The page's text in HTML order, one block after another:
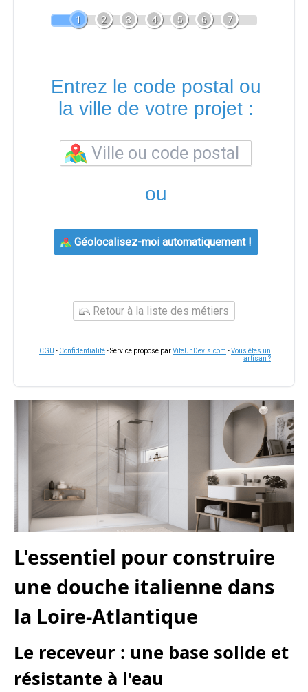
1 2 3 4 5 6 7
Entrez le code postal ou
la ville de votre projet :
ou
Géolocalisez-moi automatiquement !
Retour à la liste des métiers
CGU - Confidentialité- Service proposé parViteUnDevis.com -Vous êtes un
artisan ?
L'essentiel pour construire
une douche italienne dans
la Loire-Atlantique
Le receveur : une base solide et
résistante à l'eau